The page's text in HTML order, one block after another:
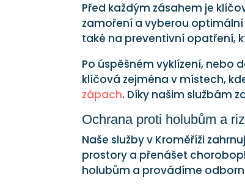
Před každým zásahem je
zamoření a vyberou
také na preventivní opatření,
Po úspěšném vyklízení, nebo
klíčová zejména v místech,
zápach. Díky našim službám
Ochrana proti holubům a
Naše služby v Kroměříži
prostory a přenášet
holubům a provádíme